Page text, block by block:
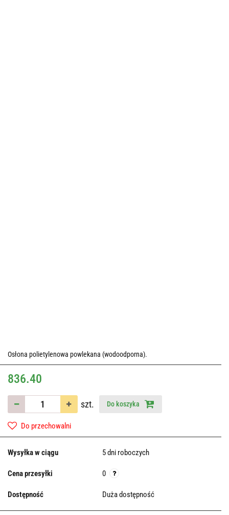
Osłona polietylenowa powlekana (wodoodporna).
836.40
szt. Do koszyka
Do przechowalni
Wysyłka w ciągu 5 dni roboczych
Cena przesyłki 0
Dostępność Duża dostępność